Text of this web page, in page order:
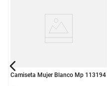
Camiseta Mujer Blanco Mp 113194